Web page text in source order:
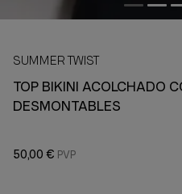
SUMMER TWIST
TOP BIKINI ACOLCHADO
DESMONTABLES
50,00 €